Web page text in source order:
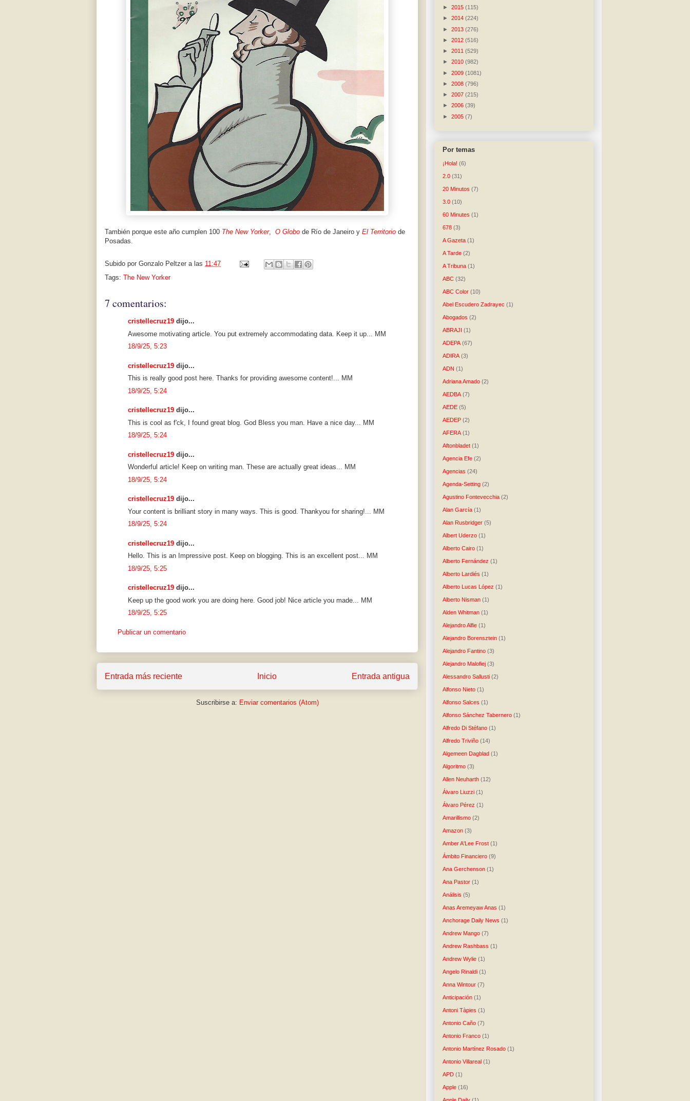
También porque este año cumplen 100 The New Yorker, O Globo de Río de Janeiro y El Territorio de
Posadas.
Subido por Gonzalo Peltzer a las 11:47
Tags: The New Yorker
7 comentarios:
cristellecruz19 dijo...
Awesome motivating article. You put extremely accommodating data. Keep it up... MM
18/9/25, 5:23
cristellecruz19 dijo...
This is really good post here. Thanks for providing awesome content!... MM
18/9/25, 5:24
cristellecruz19 dijo...
This is cool as f'ck, I found great blog. God Bless you man. Have a nice day... MM
18/9/25, 5:24
cristellecruz19 dijo...
Wonderful article! Keep on writing man. These are actually great ideas... MM
18/9/25, 5:24
cristellecruz19 dijo...
Your content is brilliant story in many ways. This is good. Thankyou for sharing!... MM
18/9/25, 5:24
cristellecruz19 dijo...
Hello. This is an Impressive post. Keep on blogging. This is an excellent post... MM
18/9/25, 5:25
cristellecruz19 dijo...
Keep up the good work you are doing here. Good job! Nice article you made... MM
18/9/25, 5:25
Publicar un comentario
Entrada más reciente Entrada antigua
Inicio
Suscribirse a: Enviar comentarios (Atom)
► 2015 (115)
► 2014 (224)
► 2013 (276)
► 2012 (516)
► 2011 (529)
► 2010 (982)
► 2009 (1081)
► 2008 (796)
► 2007 (215)
► 2006 (39)
► 2005 (7)
Por temas
¡Hola! (6)
2.0 (31)
20 Minutos (7)
3.0 (10)
60 Minutes (1)
678 (3)
A Gazeta (1)
A Tarde (2)
A Tribuna (1)
ABC (32)
ABC Color (10)
Abel Escudero Zadrayec (1)
Abogados (2)
ABRAJI (1)
ADEPA (67)
ADIRA (3)
ADN (1)
Adriana Amado (2)
AEDBA (7)
AEDE (5)
AEDEP (2)
AFERA (1)
Aftonbladet (1)
Agencia Efe (2)
Agencias (24)
Agenda-Setting (2)
Agustino Fontevecchia (2)
Alan García (1)
Alan Rusbridger (5)
Albert Uderzo (1)
Alberto Cairo (1)
Alberto Fernández (1)
Alberto Lardiés (1)
Alberto Lucas López (1)
Alberto Nisman (1)
Alden Whitman (1)
Alejandro Alfie (1)
Alejandro Borensztein (1)
Alejandro Fantino (3)
Alejandro Malofiej (3)
Alessandro Sallusti (2)
Alfonso Nieto (1)
Alfonso Salces (1)
Alfonso Sánchez Tabernero (1)
Alfredo Di Stéfano (1)
Alfredo Triviño (14)
Algemeen Dagblad (1)
Algoritmo (3)
Allen Neuharth (12)
Álvaro Liuzzi (1)
Álvaro Pérez (1)
Amarillismo (2)
Amazon (3)
Amber A'Lee Frost (1)
Ámbito Financiero (9)
Ana Gerchenson (1)
Ana Pastor (1)
Análisis (5)
Anas Aremeyaw Anas (1)
Anchorage Daily News (1)
Andrew Mango (7)
Andrew Rashbass (1)
Andrew Wylie (1)
Angelo Rinaldi (1)
Anna Wintour (7)
Anticipación (1)
Antoni Tàpies (1)
Antonio Caño (7)
Antonio Franco (1)
Antonio Martínez Rosado (1)
Antonio Villareal (1)
APD (1)
Apple (16)